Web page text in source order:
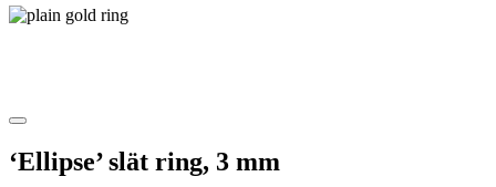
‘Ellipse’ slät ring, 3 mm